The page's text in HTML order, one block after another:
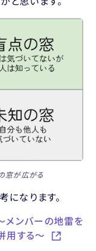
窓が広がる
になります。
メンバーの地雷を
用する〜